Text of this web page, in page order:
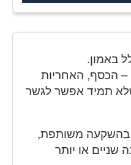
באמון.
הכסף, האחריות
תמיד אפשר לגשר
בהשקעה משותפת,
או יותר